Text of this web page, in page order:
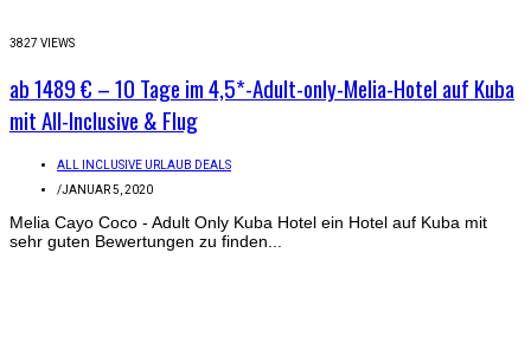
3827 VIEWS
ab 1489 € – 10 Tage im 4,5*-Adult-only-Melia-Hotel auf Kuba
mit All-Inclusive & Flug
ALL INCLUSIVE URLAUB DEALS
/JANUAR 5, 2020
Melia Cayo Coco - Adult Only Kuba Hotel ein Hotel auf Kuba mit
sehr guten Bewertungen zu finden...